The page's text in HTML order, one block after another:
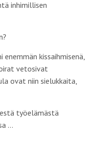
inhimillisen
kissaihmisenä,
vetosivat
ovat niin sielukkaita,
työelämästä
…